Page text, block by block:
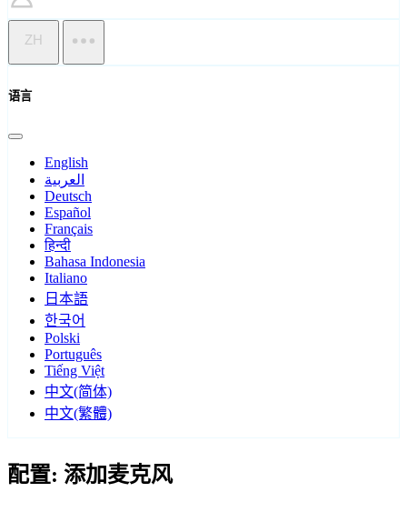
ZH
语言
English
العربية
Deutsch
Español
Français
हिन्दी
Bahasa Indonesia
Italiano
日本語
한국어
Polski
Português
Tiếng Việt
中文(简体)
中文(繁體)
配置: 添加麦克风